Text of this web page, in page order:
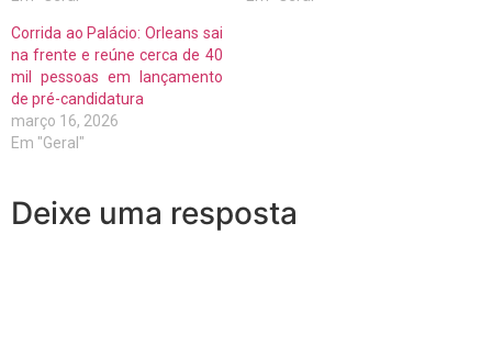
Corrida ao Palácio: Orleans sai
na frente e reúne cerca de 40
mil pessoas em lançamento
de pré-candidatura
março 16, 2026
Em "Geral"
Deixe uma resposta